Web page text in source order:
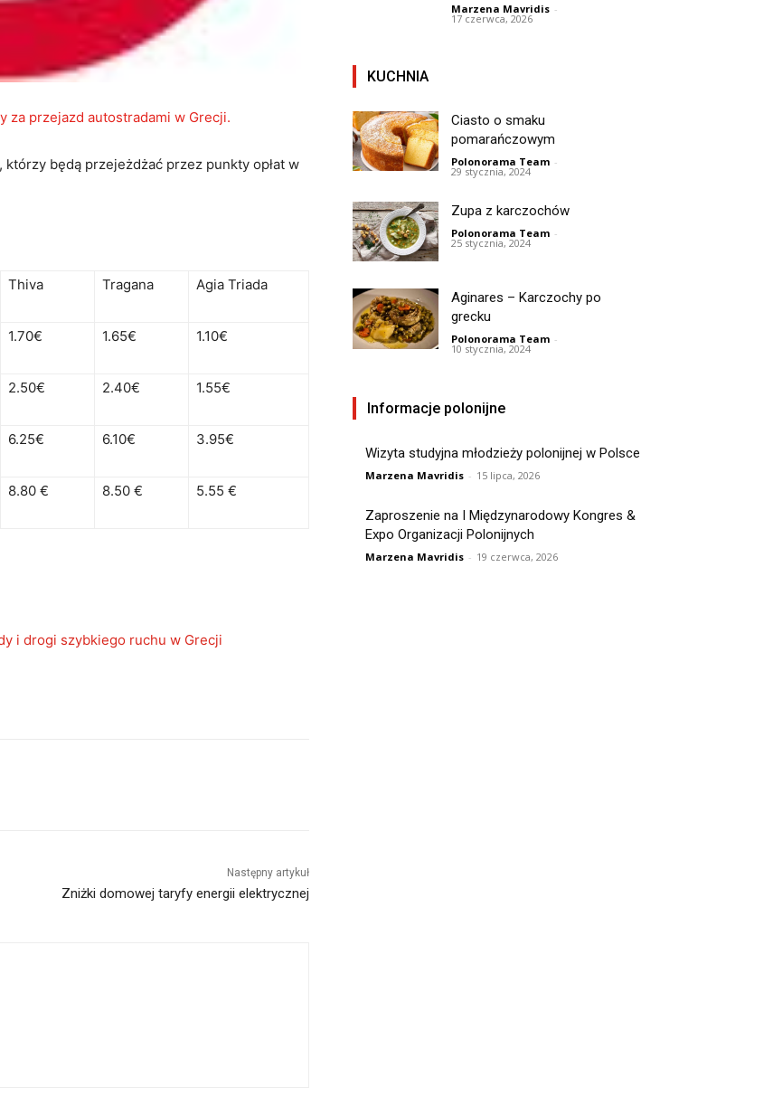
za przejazd autostradami w Grecji.
będą przejeżdżać przez punkty opłat w
Thiva Tragana Agia Triada
1.70€ 1.65€ 1.10€
2.50€ 2.40€ 1.55€
6.25€ 6.10€ 3.95€
8.80 € 8.50 € 5.55 €
i drogi szybkiego ruchu w Grecji
Następny artykuł
Zniżki domowej taryfy energii elektrycznej
Marzena Mavridis -
17 czerwca, 2026
KUCHNIA
Ciasto o smaku
pomarańczowym
Polonorama Team -
29 stycznia, 2024
Zupa z karczochów
Polonorama Team -
25 stycznia, 2024
Aginares – Karczochy po
grecku
Polonorama Team -
10 stycznia, 2024
Informacje polonijne
Wizyta studyjna młodzieży polonijnej w Polsce
Marzena Mavridis - 15 lipca, 2026
Zaproszenie na I Międzynarodowy Kongres &
Expo Organizacji Polonijnych
Marzena Mavridis - 19 czerwca, 2026